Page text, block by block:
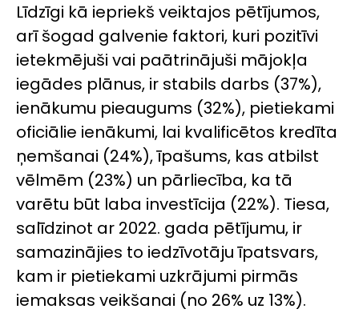
Līdzīgi kā iepriekš veiktajos pētījumos,
arī šogad galvenie faktori, kuri pozitīvi
ietekmējuši vai paātrinājuši mājokļa
iegādes plānus, ir stabils darbs (37%),
ienākumu pieaugums (32%), pietiekami
oficiālie ienākumi, lai kvalificētos kredīta
ņemšanai (24%), īpašums, kas atbilst
vēlmēm (23%) un pārliecība, ka tā
varētu būt laba investīcija (22%). Tiesa,
salīdzinot ar 2022. gada pētījumu, ir
samazinājies to iedzīvotāju īpatsvars,
kam ir pietiekami uzkrājumi pirmās
iemaksas veikšanai (no 26% uz 13%).